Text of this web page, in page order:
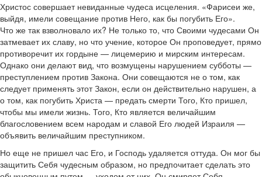
Христос совершает невиданные чудеса исцеления. «Фарисеи же,
выйдя, имели совещание против Него, как бы погубить Его».
Что же так взволновало их? Не только то, что Своими чудесами Он
затмевает их славу, но что учение, которое Он проповедует, прямо
противоречит их гордыне — лицемерию и мирским интересам.
Однако они делают вид, что возмущены нарушением субботы —
преступлением против Закона. Они совещаются не о том, как
следует применять этот Закон, если он действительно нарушен, а
о том, как погубить Христа — предать смерти Того, Кто пришел,
чтобы мы имели жизнь. Того, Кто является величайшим
благословением всем народам и славой Его людей Израиля —
объявить величайшим преступником.
Но еще не пришел час Его, и Господь удаляется оттуда. Он мог бы
защитить Себя чудесным образом, но предпочитает сделать это